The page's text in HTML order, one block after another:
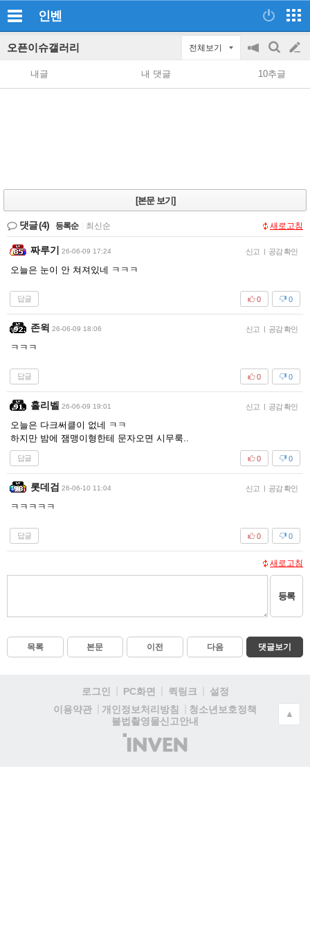
인벤
오픈이슈갤러리 전체보기
공
지
on/off
검
색
글
쓰
내글 내 댓글 10추글
[본문 보기]
댓글(4) 등록순 최신순 새로고침
짜루기 26-06-09 17:24 신고 | 공감 확인
오늘은 눈이 안 쳐져있네 ㅋㅋㅋ
답글 0
0
존윅 26-06-09 18:06 신고 | 공감 확인
ㅋㅋㅋ
답글 0
0
홀리벨 26-06-09 19:01 신고 | 공감 확인
오늘은 다크써클이 없네 ㅋㅋ
하지만 밤에 잼맹이형한테 문자오면 시무룩..
답글 0
0
롯데검 26-06-10 11:04 신고 | 공감 확인
ㅋㅋㅋㅋㅋ
답글 0
0
새로고침
등록
목록 본문 이전 다음 댓글보기
로그인 PC화면 퀵링크
설정
이용약관
개인정보처리방침
청소년보호정책
불법촬영물신고안내
(주)
인
▲